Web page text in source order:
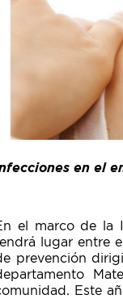
en el
el marco de la
lugar entre
prevención
Este